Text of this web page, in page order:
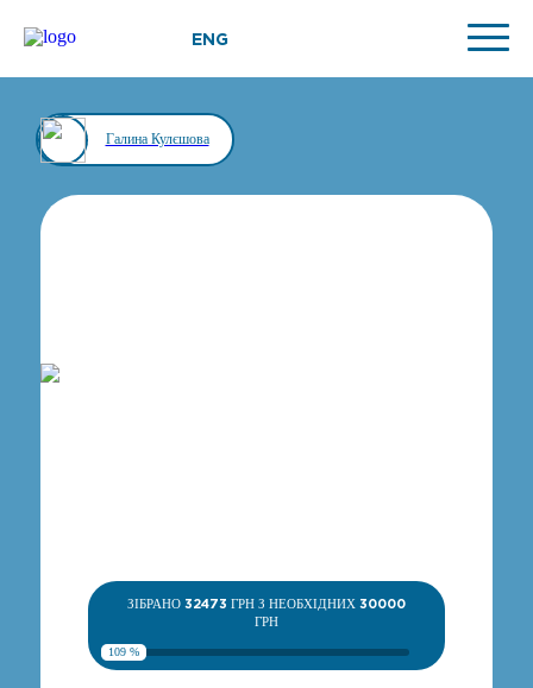
ENG
Галина Кулєшова
ЗІБРАНО 32473 ГРН З НЕОБХІДНИХ 30000
ГРН
109 %